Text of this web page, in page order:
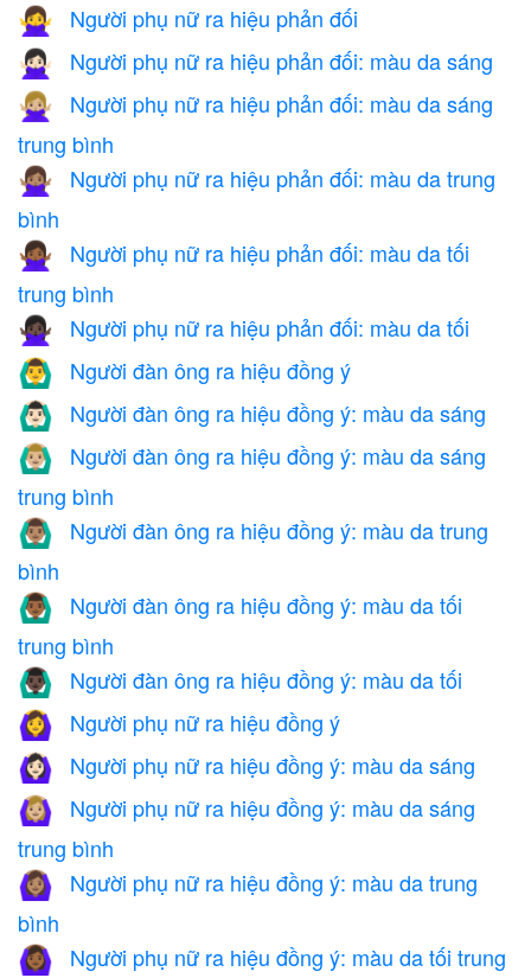
🙅‍♀️ Người phụ nữ ra hiệu phản đối
🙅🏻‍♀️ Người phụ nữ ra hiệu phản đối: màu da sáng
🙅🏼‍♀️
Người phụ nữ ra hiệu phản đối: màu da sáng
trung bình
🙅🏽‍♀️
Người phụ nữ ra hiệu phản đối: màu da trung
bình
🙅🏾‍♀️
Người phụ nữ ra hiệu phản đối: màu da tối
trung bình
🙅🏿‍♀️ Người phụ nữ ra hiệu phản đối: màu da tối
🙆‍♂️ Người đàn ông ra hiệu đồng ý
🙆🏻‍♂️ Người đàn ông ra hiệu đồng ý: màu da sáng
🙆🏼‍♂️
Người đàn ông ra hiệu đồng ý: màu da sáng
trung bình
🙆🏽‍♂️
Người đàn ông ra hiệu đồng ý: màu da trung
bình
🙆🏾‍♂️
Người đàn ông ra hiệu đồng ý: màu da tối
trung bình
🙆🏿‍♂️ Người đàn ông ra hiệu đồng ý: màu da tối
🙆‍♀️ Người phụ nữ ra hiệu đồng ý
🙆🏻‍♀️ Người phụ nữ ra hiệu đồng ý: màu da sáng
🙆🏼‍♀️
Người phụ nữ ra hiệu đồng ý: màu da sáng
trung bình
🙆🏽‍♀️
Người phụ nữ ra hiệu đồng ý: màu da trung
bình
🙆🏾‍♀️
Người phụ nữ ra hiệu đồng ý: màu da tối trung